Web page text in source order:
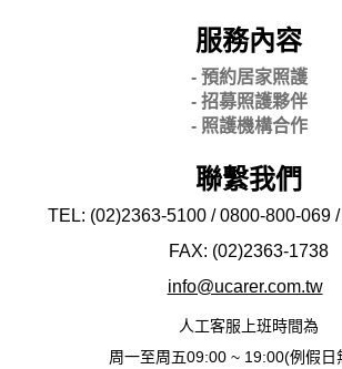
服務內容
- 預約居家照護
- 招募照護夥伴
- 照護機構合作
聯繫我們
TEL: (02)2363-5100 / 0800-800-069
FAX: (02)2363-1738
info@ucarer.com.tw
人工客服上班時間為
周一至周五09:00 ~ 19:00(例假日